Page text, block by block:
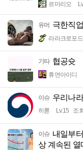
르마리오
유머 극한직
라라크로포드
기타 협공슛
휴면아이디
이슈 우리나
히롣 Lv.15 조
이슈 내일부
상 계속된 열